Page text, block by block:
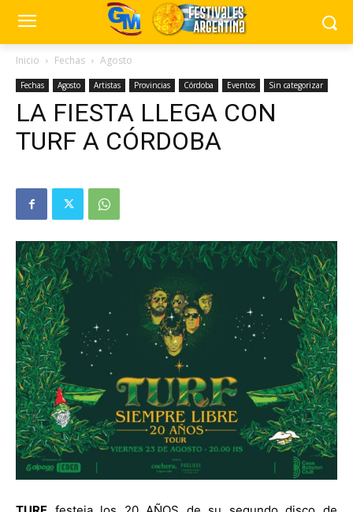
Inicio Fechas Agosto
Fechas Agosto Artistas Provincias Córdoba Eventos Sin categorizar
LA FIESTA LLEGA CON
TURF A CÓRDOBA